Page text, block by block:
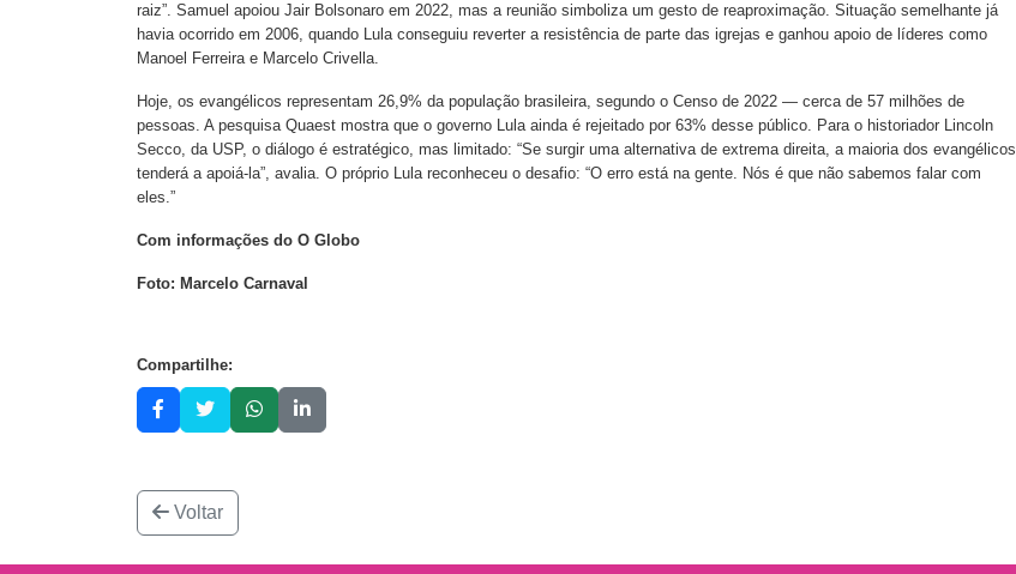
raiz”. Samuel apoiou Jair Bolsonaro em 2022, mas a reunião simboliza um gesto de reaproximação. Situação semelhante já
havia ocorrido em 2006, quando Lula conseguiu reverter a resistência de parte das igrejas e ganhou apoio de líderes como
Manoel Ferreira e Marcelo Crivella.
Hoje, os evangélicos representam 26,9% da população brasileira, segundo o Censo de 2022 — cerca de 57 milhões de
pessoas. A pesquisa Quaest mostra que o governo Lula ainda é rejeitado por 63% desse público. Para o historiador Lincoln
Secco, da USP, o diálogo é estratégico, mas limitado: “Se surgir uma alternativa de extrema direita, a maioria dos evangélicos
tenderá a apoiá-la”, avalia. O próprio Lula reconheceu o desafio: “O erro está na gente. Nós é que não sabemos falar com
eles.”
Com informações do O Globo
Foto: Marcelo Carnaval
Compartilhe:
Voltar